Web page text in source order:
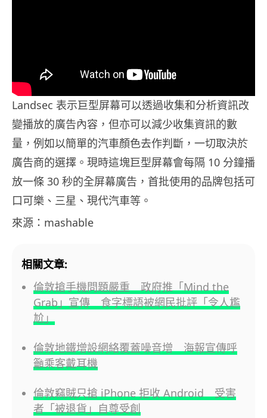
Landsec 表示巨型屏幕可以透過收集和分析資訊改
變播放的廣告內容，但亦可以減少收集資訊的數
量，例如以簡單的汽車顏色去作判斷，一切取決於
廣告商的選擇。現時這塊巨型屏幕會每隔 10 分鐘播
放一條 30 秒的全屏幕廣告，首批使用的品牌包括可
口可樂、三星、現代汽車等。
來源：mashable
相關文章:
倫敦搶手機問題嚴重 政府推「Mind the
Grab」宣傳 食字標語被網民批評「令人尷
尬」
倫敦地鐵增設網絡覆蓋噪音增 海報宣傳呼
籲乘客戴耳機
倫敦竊賊只搶 iPhone 拒收 Android 受害
者「被退貨」自尊受創